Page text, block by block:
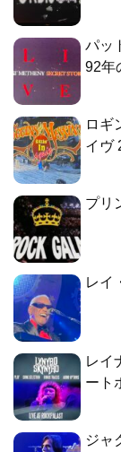
パッ
92年
ロギ
イヴ
プリ
レイ
レイ
ート
ジャ